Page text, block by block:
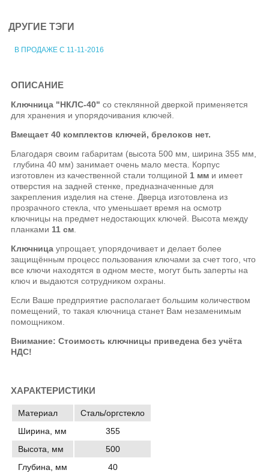
ДРУГИЕ ТЭГИ
В ПРОДАЖЕ С 11-11-2016
ОПИСАНИЕ
Ключница "НКЛС-40" со стеклянной дверкой применяется
для хранения и упорядочивания ключей.
Вмещает 40 комплектов ключей, брелоков нет.
Благодаря своим габаритам (высота 500 мм, ширина 355 мм,
глубина 40 мм) занимает очень мало места. Корпус
изготовлен из качественной стали толщиной 1 мм и имеет
отверстия на задней стенке, предназначенные для
закрепления изделия на стене. Дверца изготовлена из
прозрачного стекла, что уменьшает время на осмотр
ключницы на предмет недостающих ключей. Высота между
планками 11 см
Ключница упрощает, упорядочивает и делает более
защищённым процесс пользования ключами за счет того, что
все ключи находятся в одном месте, могут быть заперты на
ключ и выдаются сотрудником охраны.
Если Ваше предприятие располагает большим количеством
помещений, то такая ключница станет Вам незаменимым
помощником.
Внимание: Стоимость ключницы приведена без учёта
НДС!
ХАРАКТЕРИСТИКИ
Материал
Сталь/оргстекло
Ширина, мм
355
Высота, мм
500
Глубина, мм
40